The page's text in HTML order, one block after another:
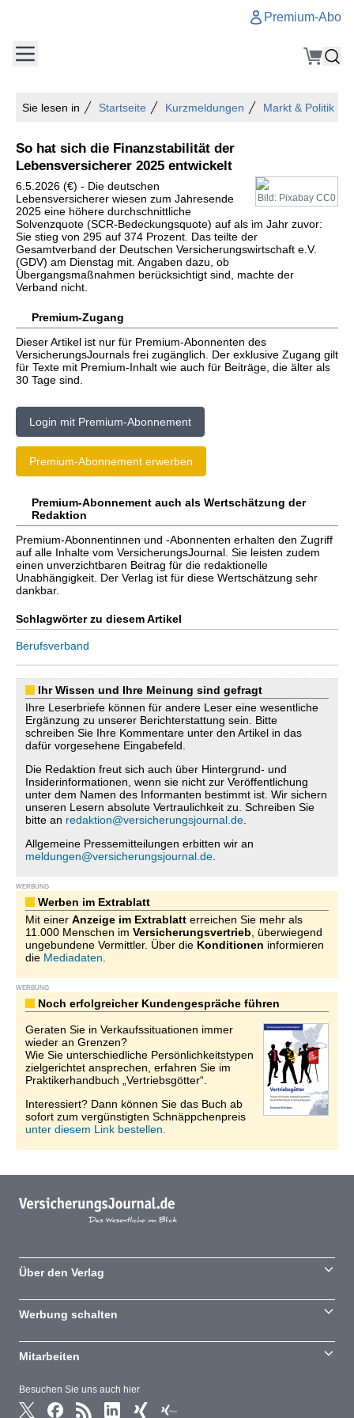
Premium-Abo
Sie lesen in Startseite Kurzmeldungen Markt & Politik
So hat sich die Finanzstabilität der
Lebensversicherer 2025 entwickelt
Bild: Pixabay CC0
6.5.2026 (€) - Die deutschen
Lebensversicherer wiesen zum Jahresende
2025 eine höhere durchschnittliche
Solvenzquote (SCR-Bedeckungsquote) auf als im Jahr zuvor:
Sie stieg von 295 auf 374 Prozent. Das teilte der
Gesamtverband der Deutschen Versicherungswirtschaft e.V.
(GDV) am Dienstag mit. Angaben dazu, ob
Übergangsmaßnahmen berücksichtigt sind, machte der
Verband nicht.
Premium-Zugang
Dieser Artikel ist nur für Premium-Abonnenten des
VersicherungsJournals frei zugänglich. Der exklusive Zugang gilt
für Texte mit Premium-Inhalt wie auch für Beiträge, die älter als
30 Tage sind.
Login mit Premium-Abonnement
Premium-Abonnement erwerben
Premium-Abonnement auch als Wertschätzung der
Redaktion
Premium-Abonnentinnen und -Abonnenten erhalten den Zugriff
auf alle Inhalte vom VersicherungsJournal. Sie leisten zudem
einen unverzichtbaren Beitrag für die redaktionelle
Unabhängigkeit. Der Verlag ist für diese Wertschätzung sehr
dankbar.
Schlagwörter zu diesem Artikel
Berufsverband
Ihr Wissen und Ihre Meinung sind gefragt
Ihre Leserbriefe können für andere Leser eine wesentliche
Ergänzung zu unserer Berichterstattung sein. Bitte
schreiben Sie Ihre Kommentare unter den Artikel in das
dafür vorgesehene Eingabefeld.
Die Redaktion freut sich auch über Hintergrund- und
Insiderinformationen, wenn sie nicht zur Veröffentlichung
unter dem Namen des Informanten bestimmt ist. Wir sichern
unseren Lesern absolute Vertraulichkeit zu. Schreiben Sie
bitte an redaktion@versicherungsjournal.de
Allgemeine Pressemitteilungen erbitten wir an
meldungen@versicherungsjournal.de
WERBUNG
Werben im Extrablatt
Mit einer Anzeige im Extrablatt erreichen Sie mehr als
11.000 Menschen im Versicherungsvertrieb , überwiegend
ungebundene Vermittler. Über die Konditionen informieren
die Mediadaten
WERBUNG
Noch erfolgreicher Kundengespräche führen
Geraten Sie in Verkaufssituationen immer
wieder an Grenzen?
Wie Sie unterschiedliche Persönlichkeitstypen
zielgerichtet ansprechen, erfahren Sie im
Praktikerhandbuch „Vertriebsgötter“.
Interessiert? Dann können Sie das Buch ab
sofort zum vergünstigten Schnäppchenpreis
unter diesem Link bestellen.
Besuchen Sie uns auch hier
Über den Verlag
Werbung schalten
Mitarbeiten